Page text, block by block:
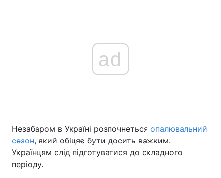
Головна Війна
Україна Політика
ad
Незабаром в Україні розпочнеться опалювальний
сезон, який обіцяє бути досить важким.
Українцям слід підготуватися до складного
періоду.